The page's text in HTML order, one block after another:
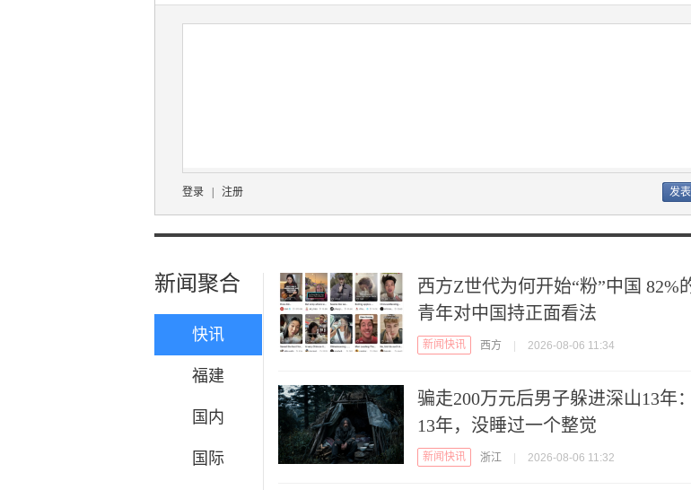
登录 注册
新闻聚合
快讯
福建
国内
国际
西方Z世代为何开始“粉”中国 82%
青年对中国持正面看法
新闻快讯 西方 2026-08-06 11:34
骗走200万元后男子躲进深山13年
13年，没睡过一个整觉
新闻快讯 浙江 2026-08-06 11:32